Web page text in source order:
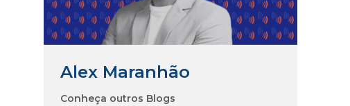
Alex Maranhão
Conheça outros Blogs